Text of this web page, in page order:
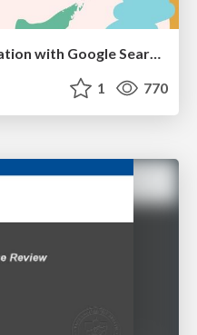
Efficient Content Optimization with Google Search Console & Apps Script
1 770